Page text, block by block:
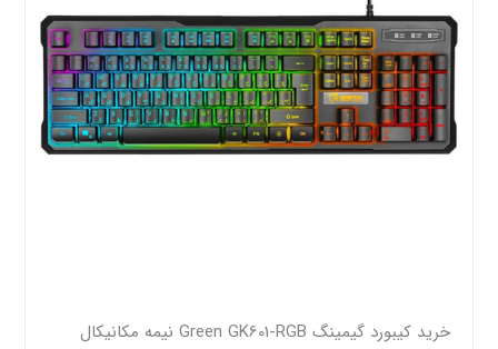
خرید کیبورد گیمینگ Green GK601-RGB نیمه مکانیکال